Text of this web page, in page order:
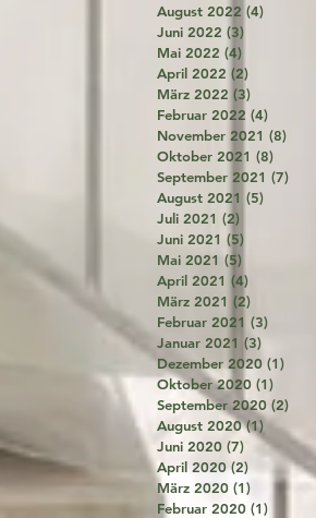
August 2022 (4)
Juni 2022 (3)
Mai 2022 (4)
April 2022 (2)
März 2022 (3)
Februar 2022 (4)
November 2021 (8)
Oktober 2021 (8)
September 2021 (7)
August 2021 (5)
Juli 2021 (2)
Juni 2021 (5)
Mai 2021 (5)
April 2021 (4)
März 2021 (2)
Februar 2021 (3)
Januar 2021 (3)
Dezember 2020 (1)
Oktober 2020 (1)
September 2020 (2)
August 2020 (1) 1 Beitrag
Juni 2020 (7) 7 Beiträge
April 2020 (2) 2 Beiträge
März 2020 (1) 1 Beitrag
Februar 2020 (1)